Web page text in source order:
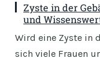
Zyste in der
und
Wird eine Zyste in
sich viele Frauen